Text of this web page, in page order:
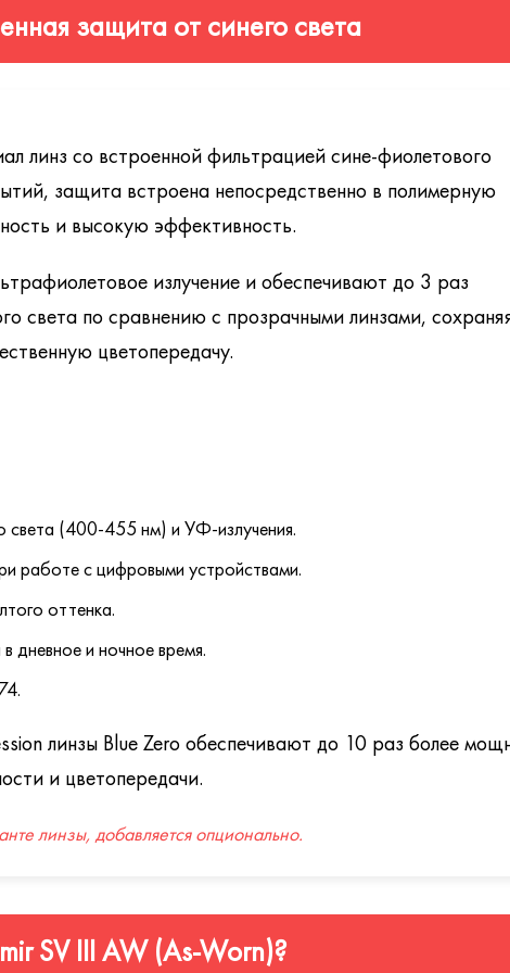
ассортиментом премиальных покрытий Glacier,
покрытие: упрочнение, просветление, гидрофобность,
(прямых и отраженных), высокое светопропускание.
линз, доступно в различных цветах.
света от экранов, повышение контрастности.
линз при перепадах температур.
с эффектом просветления высочайшего уровня и
защита от синего света
линз со встроенной фильтрацией сине-фиолетового
защита встроена непосредственно в полимерную
и высокую эффективность.
излучение и обеспечивают до 3 раз
света по сравнению с прозрачными линзами,
цветопередачу.
света (400-455 нм) и УФ-излучения.
работе с цифровыми устройствами.
оттенка.
дневное и ночное время.
линзы Blue Zero обеспечивают до 10 раз более
и цветопередачи.
линзы, добавляется опционально.
SV III AW (As-Worn)?